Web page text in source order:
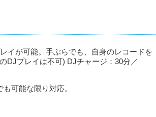
イが可能。手ぶらでも、自身のレコードを
DJプレイは不可) DJチャージ：30分／
可能な限り対応。